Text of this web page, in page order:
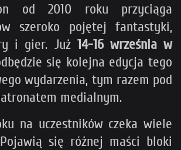
od 2010 roku przyciąga
szeroko pojętej fantastyki,
i gier. Już 14-16 września w
się kolejna edycja tego
wydarzenia, tym razem pod
medialnym.
na uczestników czeka wiele
się różnej maści bloki